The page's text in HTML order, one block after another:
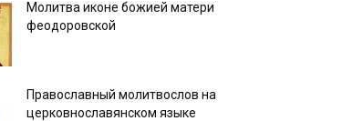
Молитва иконе божией матери
феодоровской
Православный молитвослов на
церковнославянском языке